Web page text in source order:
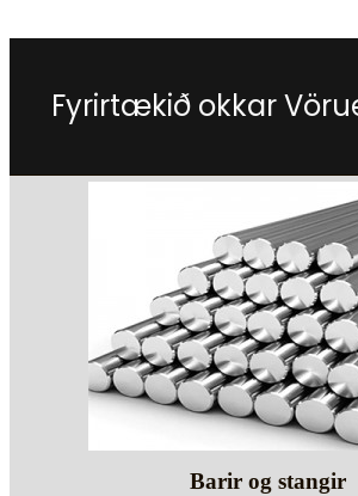
Fyrirtækið okkar
Barir og stangir